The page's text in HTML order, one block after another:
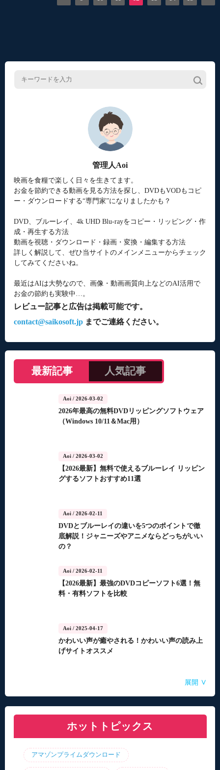
管理人Aoi
映画を食糧で楽しく日々を生きてます。
お金を節約できる動画を見る方法を探し、DVDもVODもコピ
ー・ダウンロードする“専門家”になりましたかも？
DVD、ブルーレイ、4k UHD Blu-rayをコピー・リッピング・作
成・再生する方法
動画を視聴・ダウンロード・録画・変換・編集する方法
詳しく解説して、ぜひ当サイトのメインメニューからチェック
してみてくださいね。
最近はAIは大勢なので、画像・動画画質向上などのAI活用で
お金の節約も実験中…。
レビュー記事と広告は掲載可能です。
contact@saikosoft.jpまでご連絡ください。
最新記事 人気記事
Aoi/ 2026-03-02
2026年最高の無料DVDリッピングソフトウェア
（Windows 10/11＆Mac用）
Aoi/ 2026-03-02
【2026最新】無料で使えるブルーレイ リッピン
グするソフトおすすめ11選
Aoi/ 2026-02-11
DVDとブルーレイの違いを5つのポイントで徹
底解説！ジャニーズやアニメならどっちがいい
の？
Aoi/ 2026-02-11
【2026最新】最強のDVDコピーソフト6選！無
料・有料ソフトを比較
Aoi/ 2025-04-17
かわいい声が癒やされる！かわいい声の読み上
げサイトオススメ
自動音声読み上げ無料ツールランキング！使い
やすさと機能を比較
【2026年最新】合成音声のフリーソフト・サイ
ト・アプリおすすめ7選！
【2026年更新】AI音声読み上げソフト・サイ
ト・アプリ8選！【無料】
【2026最新】TuneFabの使い方・評判・違法性
をご紹介！最優の代替品は？
【2026最新】ひまわり動画のダウンロード方法
展開 ∨
ホットトピックス
アマゾンプライムダウンロード